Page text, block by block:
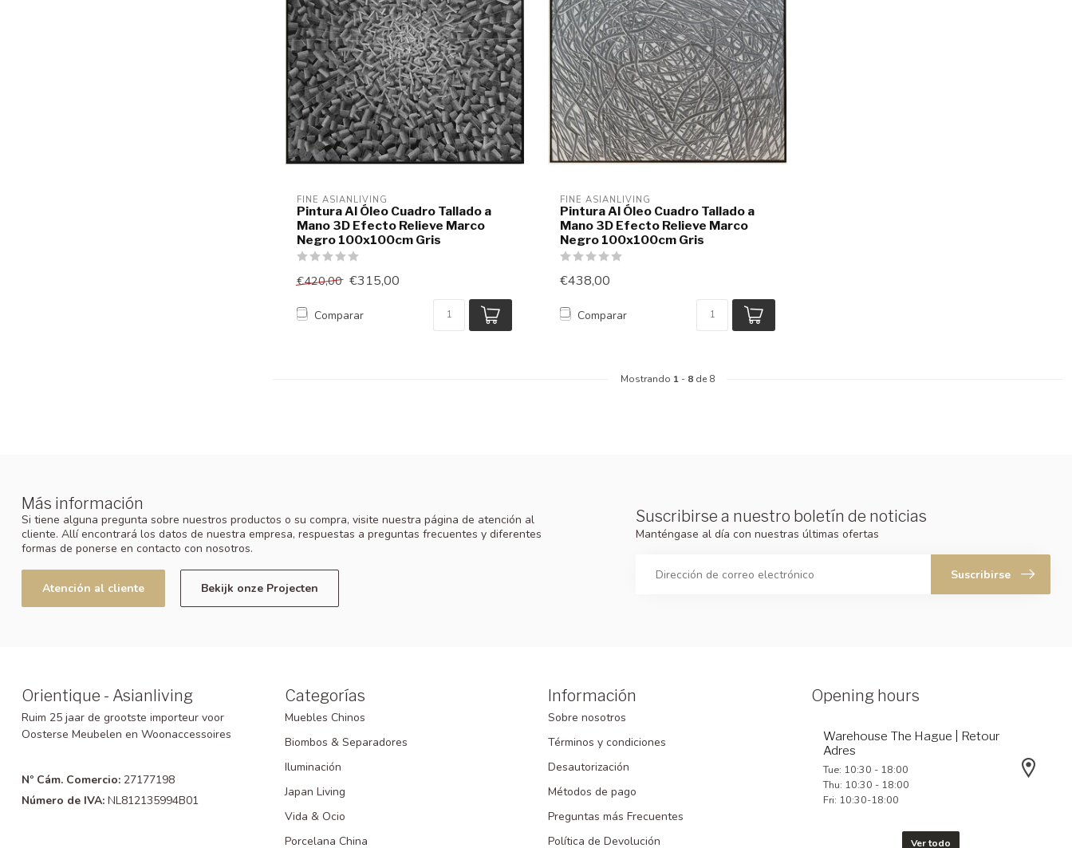
FINE ASIANLIVING
Pintura Al Óleo Cuadro Tallado a
Mano 3D Efecto Relieve Marco
Negro 100x100cm Gris
€420,00 €315,00
Comparar
FINE ASIANLIVING
Pintura Al Óleo Cuadro Tallado a
Mano 3D Efecto Relieve Marco
Negro 100x100cm Gris
€438,00
Comparar
Mostrando 1 - 8 de 8
Más información
Si tiene alguna pregunta sobre nuestros productos o su compra, visite nuestra página de atención al
cliente. Allí encontrará los datos de nuestra empresa, respuestas a preguntas frecuentes y diferentes
formas de ponerse en contacto con nosotros.
Atención al cliente Bekijk onze Projecten
Suscribirse a nuestro boletín de noticias
Manténgase al día con nuestras últimas ofertas
Suscribirse
Orientique - Asianliving
Ruim 25 jaar de grootste importeur voor
Oosterse Meubelen en Woonaccessoires
Nº Cám. Comercio: 27177198
Número de IVA: NL812135994B01
Categorías
Muebles Chinos
Biombos & Separadores
Iluminación
Japan Living
Vida & Ocio
Porcelana China
Información
Sobre nosotros
Términos y condiciones
Desautorización
Métodos de pago
Preguntas más Frecuentes
Política de Devolución
Opening hours
Warehouse The Hague | Retour
Adres
Tue: 10:30 - 18:00
Thu: 10:30 - 18:00
Fri: 10:30-18:00
Ver todo